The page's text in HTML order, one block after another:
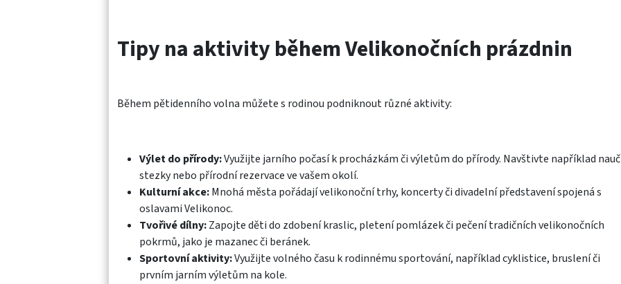
Tipy na aktivity během Velikonočních prázdnin
Během pětidenního volna můžete s rodinou podniknout různé aktivity:
Výlet do přírody:Využijte jarního počasí k procházkám či výletům do přírody. Navštivte například
stezky nebo přírodní rezervace ve vašem okolí.​
Kulturní akce:Mnohá města pořádají velikonoční trhy, koncerty či divadelní představení spojená s
oslavami Velikonoc.​
Tvořivé dílny:Zapojte děti do zdobení kraslic, pletení pomlázek či pečení tradičních velikonočních
pokrmů, jako je mazanec či beránek.​
Sportovní aktivity:Využijte volného času k rodinnému sportování, například cyklistice, bruslení či
prvním jarním výletům na kole.​